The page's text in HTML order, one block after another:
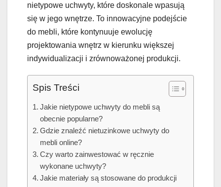
nietypowe uchwyty, które doskonale wpasują
się w jego wnętrze. To innowacyjne podejście
do mebli, które kontynuuje ewolucję
projektowania wnętrz w kierunku większej
indywidualizacji i zrównoważonej produkcji.
Spis Treści
Jakie nietypowe uchwyty do mebli są
obecnie popularne?
Gdzie znaleźć nietuzinkowe uchwyty do
mebli online?
Czy warto zainwestować w ręcznie
wykonane uchwyty?
Jakie materiały są stosowane do produkcji